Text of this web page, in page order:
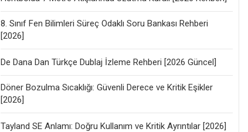
8. Sınıf Fen Bilimleri Süreç Odaklı Soru Bankası Rehberi
[2026]
De Dana Dan Türkçe Dublaj İzleme Rehberi [2026 Güncel]
Döner Bozulma Sıcaklığı: Güvenli Derece ve Kritik Eşikler
[2026]
Tayland SE Anlamı: Doğru Kullanım ve Kritik Ayrıntılar [2026]